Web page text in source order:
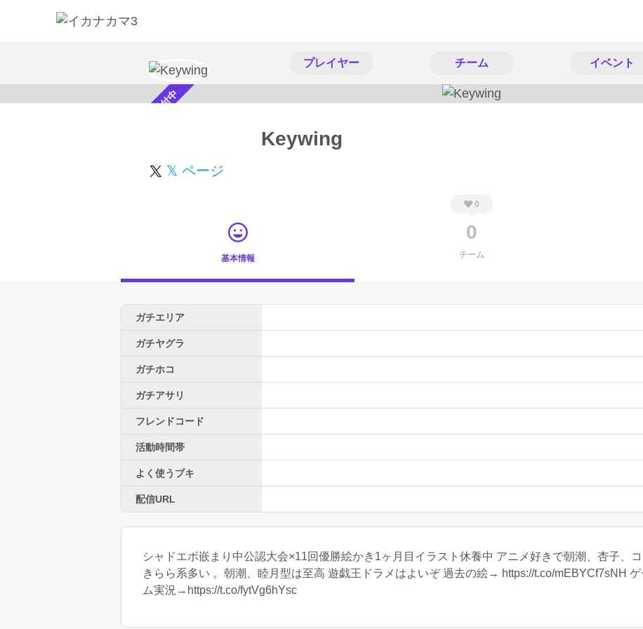
プレイヤー チーム イベント
スカウト受付中 Keywing
𝕏 ページ
基本情報
0
0
チーム
ガチエリア
ガチヤグラ
ガチホコ
ガチアサリ
フレンドコード
活動時間帯
よく使うブキ
配信URL
シャドエボ嵌まり中公認大会×11回優勝絵かき1ヶ月目イラスト休養中 アニメ好きで朝潮、杏子、
きらら系多い 。朝潮、睦月型は至高 遊戯王ドラメはよいぞ 過去の絵→ https://t.co/mEBYCf7sNH
ム実況→https://t.co/fytVg6hYsc